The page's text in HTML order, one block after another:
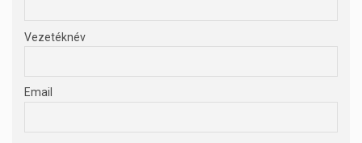
Vezetéknév
Email